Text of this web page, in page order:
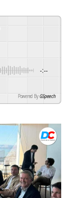
-:--
Powered By GSpeech